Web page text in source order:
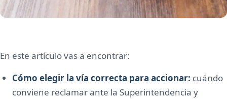
En este artículo vas a encontrar:
Cómo elegir la vía correcta para accionar: cuándo
conviene reclamar ante la Superintendencia y